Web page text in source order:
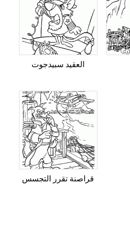
العقيد سبيدجوت
قراصنة تقرر التجسس